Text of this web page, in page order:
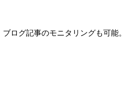
ログ記事のモニタリングも可能。